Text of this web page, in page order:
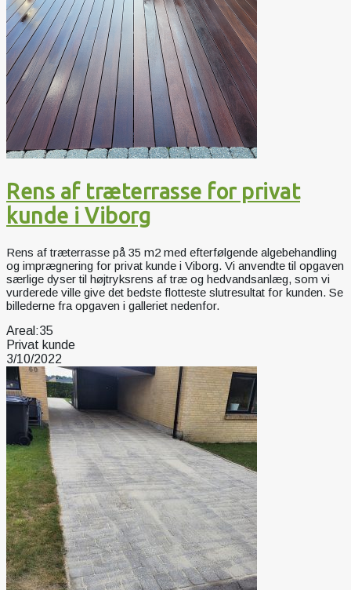
Rens af træterrasse for privat
kunde i Viborg
Rens af træterrasse på 35 m2 med efterfølgende algebehandling
og imprægnering for privat kunde i Viborg. Vi anvendte til opgaven
særlige dyser til højtryksrens af træ og hedvandsanlæg, som vi
vurderede ville give det bedste flotteste slutresultat for kunden. Se
billederne fra opgaven i galleriet nedenfor.
Areal:35
Privat kunde
3/10/2022